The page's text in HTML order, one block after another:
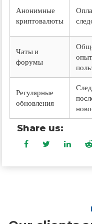
Анонимные
криптовалюты
Чаты и
форумы
Регулярные
обновления
Share us: